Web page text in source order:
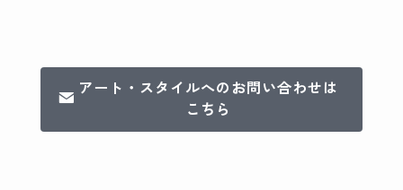
アート・スタイルへのお問い合わせは
こちら